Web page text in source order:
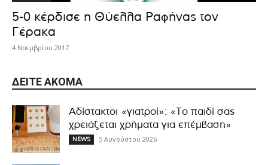
5-0 κέρδισε η Θύελλα Ραφήνας τον
Γέρακα
4 Νοεμβρίου 2017
ΔΕΊΤΕ ΑΚΌΜΑ
Αδίστακτοι «γιατροί»: «Το παιδί σας
χρειάζεται χρήματα για επέμβαση»
NEWS 5 Αυγούστου 2026